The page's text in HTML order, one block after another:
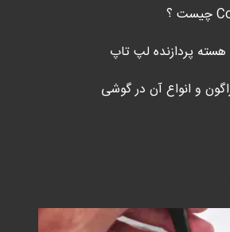
پردازنده لپ تاپ
و انواع آن در گوشی